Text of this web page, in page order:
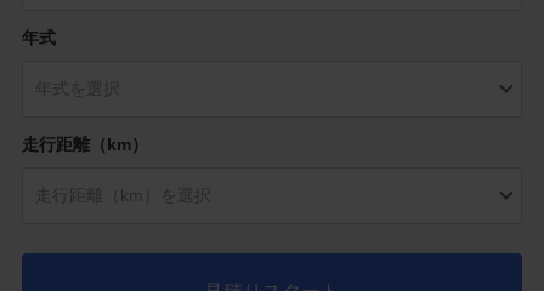
年式
走行距離（km）